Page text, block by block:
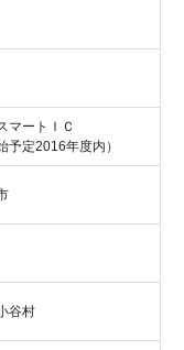
マートＩＣ
予定2016年度内）
谷村